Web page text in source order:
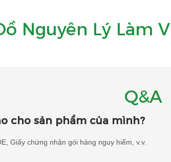
Nguyên Lý Làm
Q&A
cho sản phẩm của mình?
Giấy chứng nhận gói hàng nguy hiểm, v.v.